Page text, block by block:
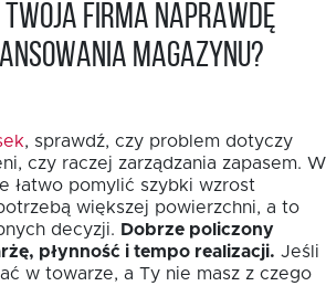
Twoja firma naprawdę
magazynu?
, sprawdź, czy problem dotyczy
czy raczej zarządzania zapasem. W
łatwo pomylić szybki wzrost
większej powierzchni, a to
decyzji. Dobrze policzony
płynność i tempo realizacji. Jeśli
w towarze, a Ty nie masz z czego